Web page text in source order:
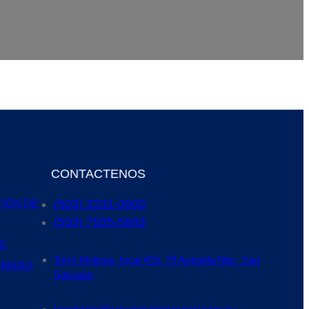
DE
CONTACTENOS
(503) 2231-0900
(503) 7535-5843
Torre Molinos, local #15, 79 Avenida Nte., San
Salvador